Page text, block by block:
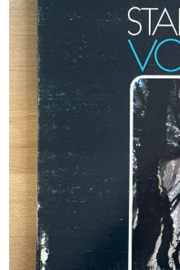
買取について
取り置きなどについて
Categories
New Arrivals
新譜
GG RECORD （当店の
全商品